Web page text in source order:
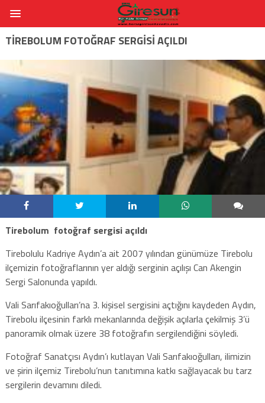
TIREBOLUM FOTOĞRAF SERGISI AÇILDI
Tirebolum fotoğraf sergisi açıldı
Tirebolulu Kadriye Aydın’a ait 2007 yılından günümüze Tirebolu
ilçemizin fotoğraflarının yer aldığı serginin açılışı Can Akengin
Sergi Salonunda yapıldı.
Vali Sarıfakıoğulları’na 3. kişisel sergisini açtığını kaydeden Aydın,
Tirebolu ilçesinin farklı mekanlarında değişik açılarla çekilmiş 3’ü
panoramik olmak üzere 38 fotoğrafın sergilendiğini söyledi.
Fotoğraf Sanatçısı Aydın’ı kutlayan Vali Sarıfakıoğulları, ilimizin
ve şirin ilçemiz Tirebolu’nun tanıtımına katkı sağlayacak bu tarz
sergilerin devamını diledi.